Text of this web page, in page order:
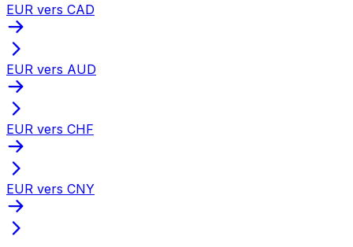
EUR vers CAD
EUR vers AUD
EUR vers CHF
EUR vers CNY